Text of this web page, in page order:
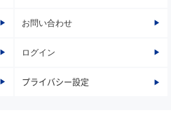
お問い合わせ
ログイン
プライバシー設定